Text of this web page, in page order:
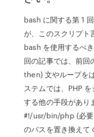
bash に関する第 1
が、このスクリプト
bash を使用するべ
回の記事では、前回
then) 文やループを
ステムでは、PHP
する他の手段があり
#!/usr/bin/php (必要
のパスを置き換えて